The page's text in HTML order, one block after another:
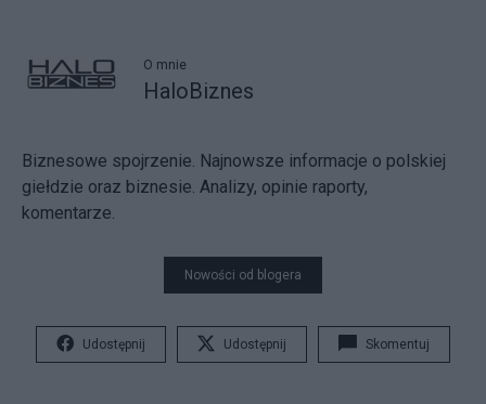
O mnie
HaloBiznes
Biznesowe spojrzenie. Najnowsze informacje o polskiej
giełdzie oraz biznesie. Analizy, opinie raporty,
komentarze.
Nowości od blogera
Udostępnij Udostępnij Skomentuj